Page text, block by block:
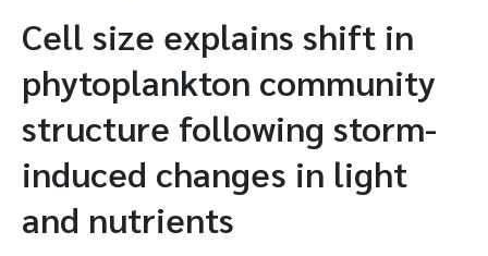
Cell size explains shift in
phytoplankton community
structure following storm-
induced changes in light
and nutrients